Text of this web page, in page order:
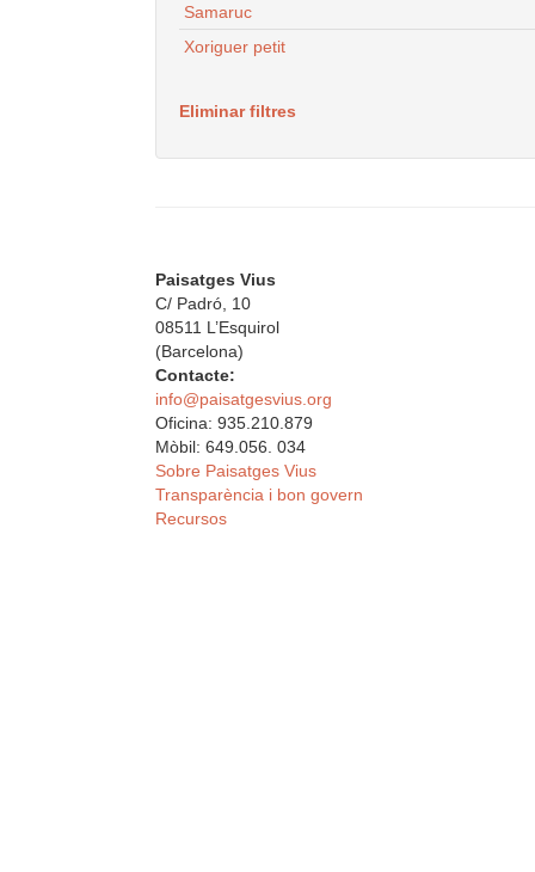
Samaruc
Xoriguer petit
Eliminar filtres
Paisatges Vius
C/ Padró, 10
08511 L’Esquirol
(Barcelona)
Contacte:
info@paisatgesvius.org
Oficina: 935.210.879
Mòbil: 649.056. 034
Sobre Paisatges Vius
Transparència i bon govern
Recursos